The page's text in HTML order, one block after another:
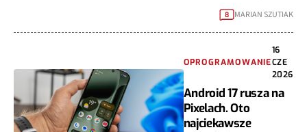
8 MARIAN SZUTIAK
OPROGRAMOWANIE
16
CZE
2026
Android 17 rusza na
Pixelach. Oto
najciekawsze